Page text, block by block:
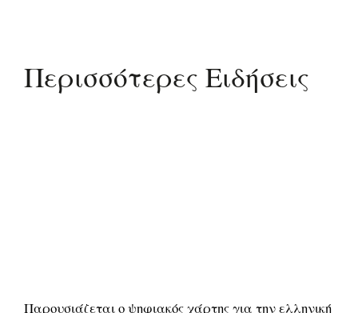
Περισσότερες Ειδήσεις
Παρουσιάζεται ο ψηφιακός χάρτης για την ελληνική